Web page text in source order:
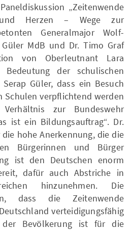
„Zeitenwende
Herzen – Wege zur
Generalmajor Wolf-
MdB und Dr. Timo Graf
von Oberleutnant Lara
der schulischen
Güler, dass ein Besuch
Schulen verpflichtend werden
zur Bundeswehr
ist ein Bildungsauftrag“. Dr.
hohe Anerkennung, die die
Bürgerinnen und Bürger
ist den Deutschen enorm
dafür auch Abstriche in
hinzunehmen. Die
dass die Zeitenwende
verteidigungsfähig
Bevölkerung ist für die